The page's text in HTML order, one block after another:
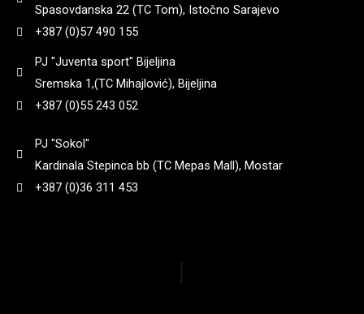
Spasovdanska 22 (TC Tom), Istočno Sarajevo
+387 (0)57 490 155
PJ "Juventa sport" Bijeljina
Sremska 1,(TC Mihajlović), Bijeljina
+387 (0)55 243 052
PJ "Sokol"
Kardinala Stepinca bb (TC Mepas Mall), Mostar
+387 (0)36 311 453